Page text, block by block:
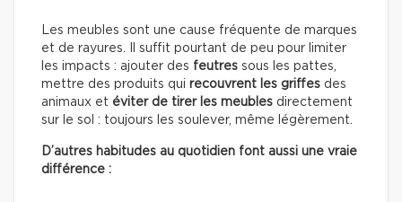
Les meubles sont une cause fréquente de marques
et de rayures. Il suffit pourtant de peu pour limiter
les impacts : ajouter des feutres sous les pattes,
mettre des produits qui recouvrent les griffes des
animaux et éviter de tirer les meubles directement
sur le sol : toujours les soulever, même légèrement.
D’autres habitudes au quotidien font aussi une vraie
différence :